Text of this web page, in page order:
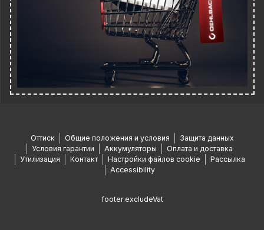
Оттиск Общие положения и условия
Защита данных
Условия гарантии
Аккумуляторы
Оплата и доставка
Утилизация
Контакт Настройки файлов cookie
Рассылка
Accessibility
footer.excludeVat